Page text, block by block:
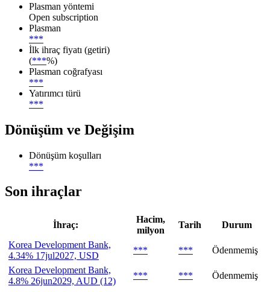
Plasman yöntemi
Open subscription
Plasman
***
İlk ihraç fiyatı (getiri)
(***%)
Plasman coğrafyası
***
Yatırımcı türü
***
Dönüşüm ve Değişim
Dönüşüm koşulları
***
Son ihraçlar
İhraç:
Hacim,
milyon
Tarih
Durum
Korea Development Bank,
4.34% 17jul2027, USD
*** ***
Ödenmemiş
Korea Development Bank,
4.8% 26jun2029, AUD (12)
*** ***
Ödenmemiş